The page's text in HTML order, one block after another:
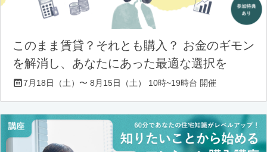
このまま賃貸？それとも購入？ お金のギモン
を解消し、あなたにあった最適な選択を
7月18日（土）〜 8月15日（土） 10時~19時台 開催